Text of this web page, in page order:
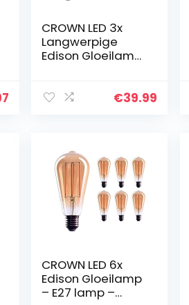
CROWN LED 3x
Langwerpige
Edison Gloeilamp
W, Warm Wit 230
€39.99
CROWN LED 6x
Edison Gloeilamp
– E27 lamp –